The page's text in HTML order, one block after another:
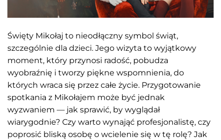
Święty Mikołaj to nieodłączny symbol świąt,
szczególnie dla dzieci. Jego wizyta to wyjątkowy
moment, który przynosi radość, pobudza
wyobraźnię i tworzy piękne wspomnienia, do
których wraca się przez całe życie. Przygotowanie
spotkania z Mikołajem może być jednak
wyzwaniem — jak sprawić, by wyglądał
wiarygodnie? Czy warto wynająć profesjonalistę, czy
poprosić bliską osobę o wcielenie się w tę rolę? Jak